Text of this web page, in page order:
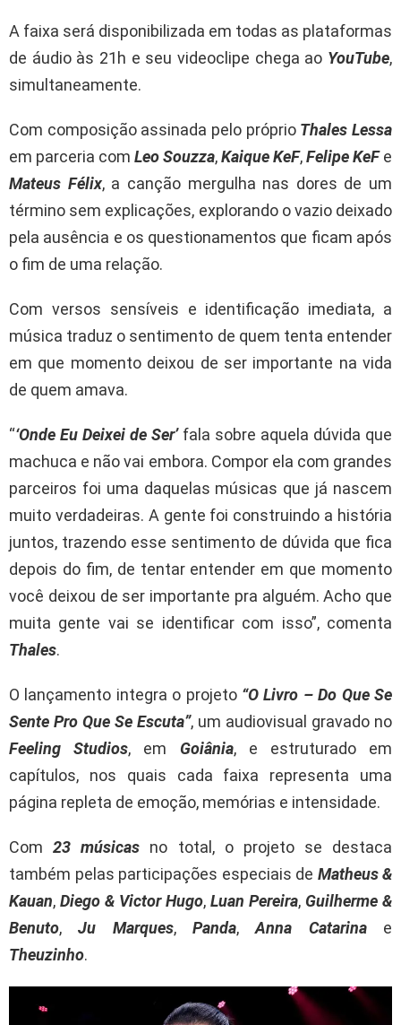
A faixa será disponibilizada em todas as plataformas
de áudio às 21h e seu videoclipe chega ao YouTube,
simultaneamente.
Com composição assinada pelo próprio Thales Lessa
em parceria com Leo Souzza,Kaique KeF,Felipe KeFe
Mateus Félix, a canção mergulha nas dores de um
término sem explicações, explorando o vazio deixado
pela ausência e os questionamentos que ficam após
o fim de uma relação.
Com versos sensíveis e identificação imediata, a
música traduz o sentimento de quem tenta entender
em que momento deixou de ser importante na vida
de quem amava.
“‘Onde Eu Deixei de Ser’fala sobre aquela dúvida que
machuca e não vai embora. Compor ela com grandes
parceiros foi uma daquelas músicas que já nascem
muito verdadeiras. A gente foi construindo a história
juntos, trazendo esse sentimento de dúvida que fica
depois do fim, de tentar entender em que momento
você deixou de ser importante pra alguém. Acho que
muita gente vai se identificar com isso”, comenta
Thales.
O lançamento integra o projeto “O Livro – Do Que Se
Sente Pro Que Se Escuta”, um audiovisual gravado no
Feeling Studios, em Goiânia, e estruturado em
capítulos, nos quais cada faixa representa uma
página repleta de emoção, memórias e intensidade.
Com23 músicas no total, o projeto se destaca
também pelas participações especiais de Matheus &
Kauan, Diego & Victor Hugo, Luan Pereira, Guilherme &
Benuto,Ju Marques,Panda,Anna Catarinae
Theuzinho.